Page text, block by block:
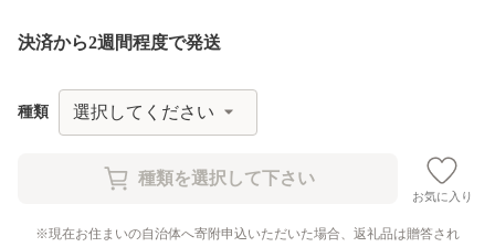
決済から2週間程度で発送
種類
お気に入り
現在お住まいの自治体へ寄附申込いただいた場合、返礼品は贈答され